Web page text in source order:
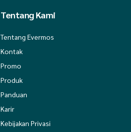
Tentang Kami
Tentang Evermos
Kontak
Promo
Produk
Panduan
Karir
Kebijakan Privasi